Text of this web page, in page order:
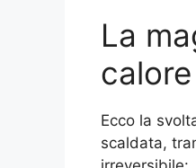
La
Ecco la
scaldata,